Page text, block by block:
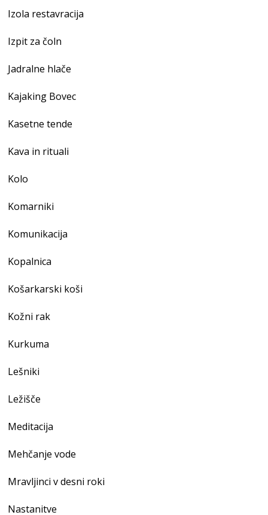
Izola restavracija
Izpit za čoln
Jadralne hlače
Kajaking Bovec
Kasetne tende
Kava in rituali
Kolo
Komarniki
Komunikacija
Kopalnica
Košarkarski koši
Kožni rak
Kurkuma
Lešniki
Ležišče
Meditacija
Mehčanje vode
Mravljinci v desni roki
Nastanitve